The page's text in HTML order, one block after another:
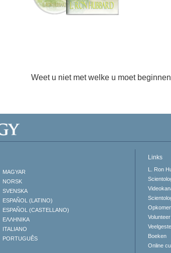
Weet u niet met welke u moet
MAGYAR
NORSK
SVENSKA
ESPAÑOL (LATINO)
ESPAÑOL (CASTELLANO)
ΕΛΛΗΝΙΚA
ITALIANO
PORTUGUÊS
Links
L. Ron
Boeken
Online